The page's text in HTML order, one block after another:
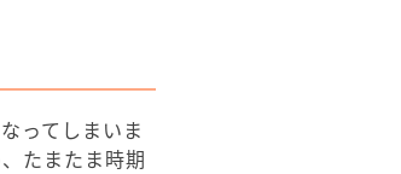
ってしまいま
たまたま時期